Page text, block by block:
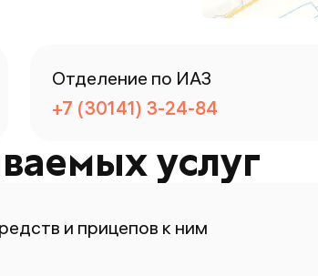
Отделение по ИАЗ
+7 (30141) 3-24-84
услуг
и прицепов к ним